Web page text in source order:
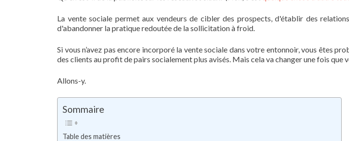
La vente sociale permet aux vendeurs de cibler des prospects, d'établir des
d'abandonner la pratique redoutée de la sollicitation à froid.
Si vous n’avez pas encore incorporé la vente sociale dans votre entonnoir, vous êtes
des clients au profit de pairs socialement plus avisés. Mais cela va changer une fois que
Allons-y.
Sommaire
Table des matières